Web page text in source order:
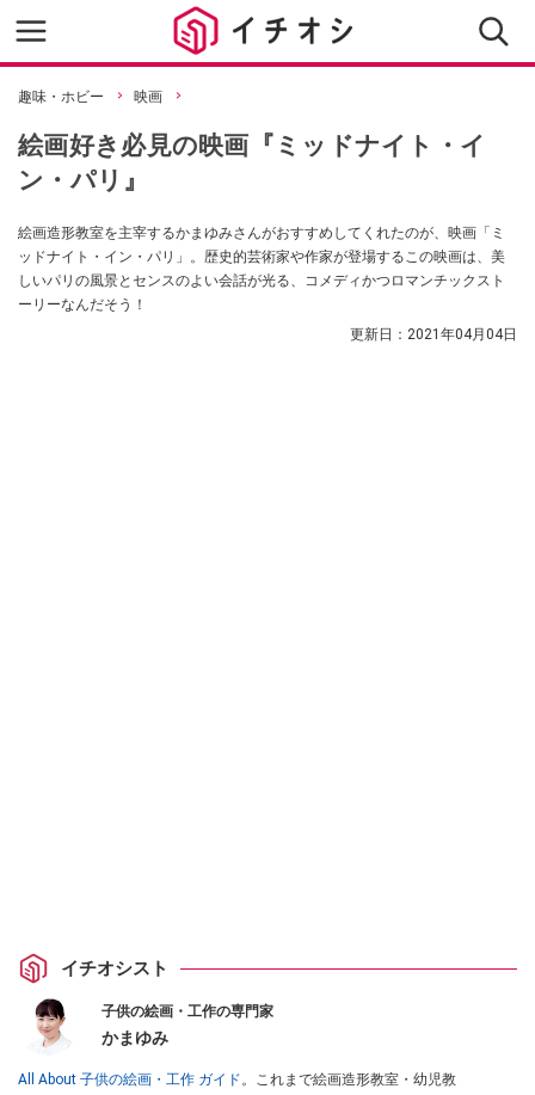
趣味・ホビー 映画
絵画好き必見の映画『ミッドナイト・イ
ン・パリ』
絵画造形教室を主宰するかまゆみさんがおすすめしてくれたのが、映画「ミ
ッドナイト・イン・パリ」。歴史的芸術家や作家が登場するこの映画は、美
しいパリの風景とセンスのよい会話が光る、コメディかつロマンチックスト
ーリーなんだそう！
更新日： 2021年04月04日
イチオシスト
子供の絵画・工作の専門家
かまゆみ
All About 子供の絵画・工作 ガイド。これまで絵画造形教室・幼児教